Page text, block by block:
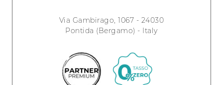
Via Gambirago, 1067 - 24030
Pontida (Bergamo) - Italy